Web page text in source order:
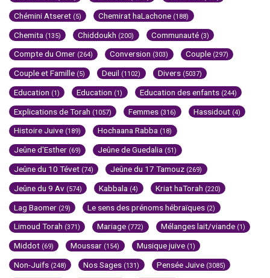
Chémini Atseret (5) Chemirat haLachone (188)
Chemita (135) Chiddoukh (200) Communauté (3)
Compte du Omer (264) Conversion (303) Couple (297)
Couple et Famille (5) Deuil (1102) Divers (5037)
Education (1) Education (1) Education des enfants (244)
Explications de Torah (1057) Femmes (316) Hassidout (4)
Histoire Juive (189) Hochaana Rabba (18)
Jeûne d'Esther (69) Jeûne de Guedalia (51)
Jeûne du 10 Tévet (74) Jeûne du 17 Tamouz (269)
Jeûne du 9 Av (574) Kabbala (4) Kriat haTorah (220)
Lag Baomer (29) Le sens des prénoms hébraïques (2)
Limoud Torah (371) Mariage (772) Mélanges lait/viande (1)
Middot (69) Moussar (154) Musique juive (1)
Non-Juifs (248) Nos Sages (131) Pensée Juive (3085)